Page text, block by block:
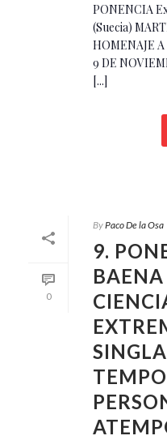
PONENCIA
(Suecia)
HOMENAJE
9 DE
[...]
0
ByPaco De la Osa
9.
BAENA